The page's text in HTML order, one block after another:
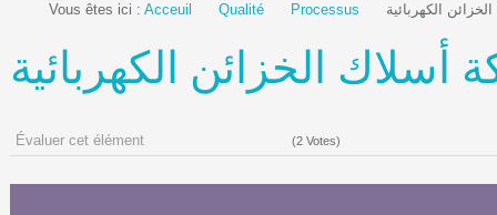
Vous êtes ici : Acceuil Qualité Processus
Évaluer cet élément (2 Votes)